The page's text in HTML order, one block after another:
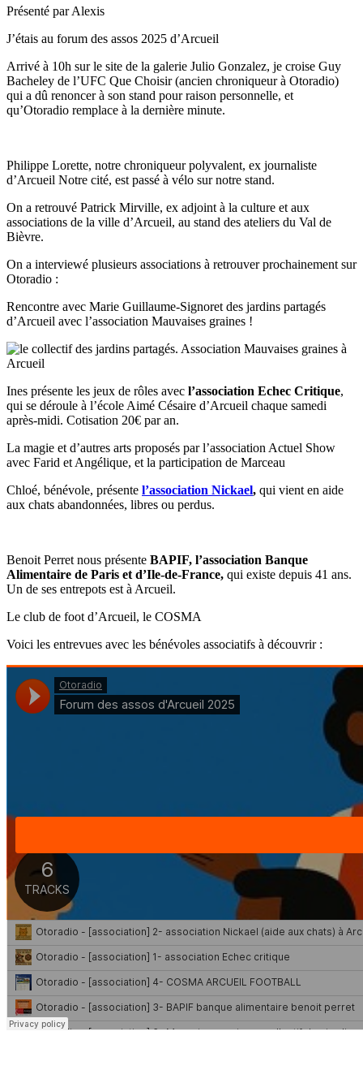
Présenté par Alexis
J’étais au forum des assos 2025 d’Arcueil
Arrivé à 10h sur le site de la galerie Julio Gonzalez, je croise Guy
Bacheley de l’UFC Que Choisir (ancien chroniqueur à Otoradio)
qui a dû renoncer à son stand pour raison personnelle, et
qu’Otoradio remplace à la dernière minute.
Philippe Lorette, notre chroniqueur polyvalent, ex journaliste
d’Arcueil Notre cité, est passé à vélo sur notre stand.
On a retrouvé Patrick Mirville, ex adjoint à la culture et aux
associations de la ville d’Arcueil, au stand des ateliers du Val de
Bièvre.
On a interviewé plusieurs associations à retrouver prochainement sur
Otoradio :
Rencontre avec Marie Guillaume-Signoret des jardins partagés
d’Arcueil avec l’association Mauvaises graines !
Ines présente les jeux de rôles avec l’association Echec Critique,
qui se déroule à l’école Aimé Césaire d’Arcueil chaque samedi
après-midi. Cotisation 20€ par an.
La magie et d’autres arts proposés par l’association Actuel Show
avec Farid et Angélique, et la participation de Marceau
Chloé, bénévole, présente l’association Nickael, qui vient en aide
aux chats abandonnées, libres ou perdus.
Benoit Perret nous présente BAPIF, l’association Banque
Alimentaire de Paris et d’Ile-de-France, qui existe depuis 41 ans.
Un de ses entrepots est à Arcueil.
Le club de foot d’Arcueil, le COSMA
Voici les entrevues avec les bénévoles associatifs à découvrir :